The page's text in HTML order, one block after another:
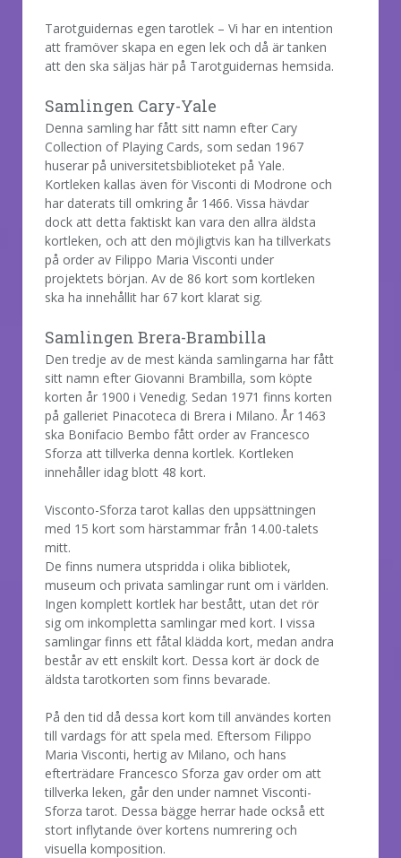
Tarotguidernas egen tarotlek – Vi har en intention
att framöver skapa en egen lek och då är tanken
att den ska säljas här på Tarotguidernas hemsida.
Samlingen Cary-Yale
Denna samling har fått sitt namn efter Cary
Collection of Playing Cards, som sedan 1967
huserar på universitetsbiblioteket på Yale.
Kortleken kallas även för Visconti di Modrone och
har daterats till omkring år 1466. Vissa hävdar
dock att detta faktiskt kan vara den allra äldsta
kortleken, och att den möjligtvis kan ha tillverkats
på order av Filippo Maria Visconti under
projektets början. Av de 86 kort som kortleken
ska ha innehållit har 67 kort klarat sig.
Samlingen Brera-Brambilla
Den tredje av de mest kända samlingarna har fått
sitt namn efter Giovanni Brambilla, som köpte
korten år 1900 i Venedig. Sedan 1971 finns korten
på galleriet Pinacoteca di Brera i Milano. År 1463
ska Bonifacio Bembo fått order av Francesco
Sforza att tillverka denna kortlek. Kortleken
innehåller idag blott 48 kort.
Visconto-Sforza tarot kallas den uppsättningen
med 15 kort som härstammar från 14.00-talets
mitt.
De finns numera utspridda i olika bibliotek,
museum och privata samlingar runt om i världen.
Ingen komplett kortlek har bestått, utan det rör
sig om inkompletta samlingar med kort. I vissa
samlingar finns ett fåtal klädda kort, medan andra
består av ett enskilt kort. Dessa kort är dock de
äldsta tarotkorten som finns bevarade.
På den tid då dessa kort kom till användes korten
till vardags för att spela med. Eftersom Filippo
Maria Visconti, hertig av Milano, och hans
efterträdare Francesco Sforza gav order om att
tillverka leken, går den under namnet Visconti-
Sforza tarot. Dessa bägge herrar hade också ett
stort inflytande över kortens numrering och
visuella komposition.